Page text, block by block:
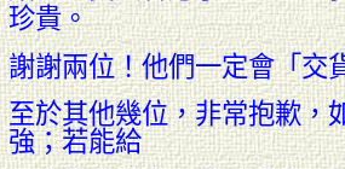
珍貴。
謝謝兩位！他們一定會「交
至於其他幾位，非常抱歉，
強；若能給